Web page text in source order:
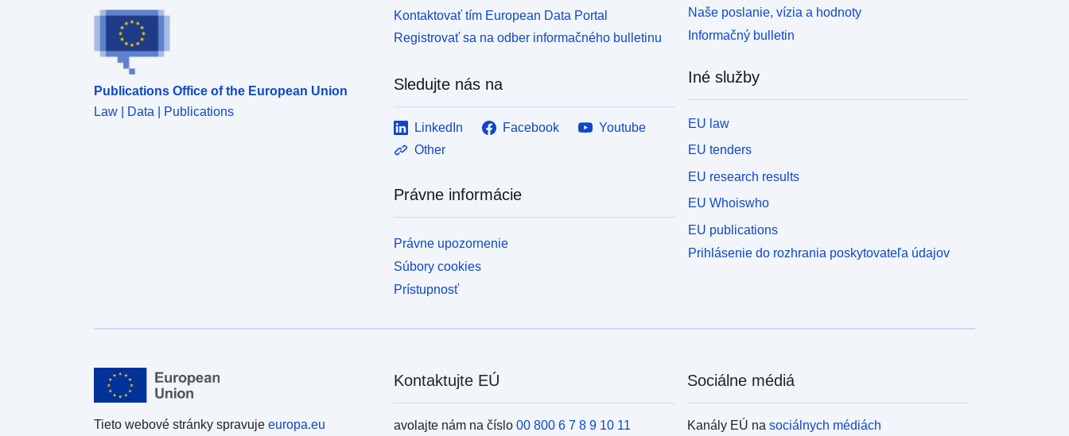
Publications Office of the European Union
Law | Data | Publications
Kontaktovať tím European Data Portal
Registrovať sa na odber informačného bulletinu
Sledujte nás na
LinkedIn Facebook
Youtube
Other
Právne informácie
Právne upozornenie
Súbory cookies
Prístupnosť
Naše poslanie, vízia a hodnoty
Informačný bulletin
Iné služby
EU law
EU tenders
EU research results
EU Whoiswho
EU publications
Prihlásenie do rozhrania poskytovateľa údajov
Tieto webové stránky spravuje europa.eu
Kontaktujte EÚ
avolajte nám na číslo 00 800 6 7 8 9 10 11
Sociálne médiá
Kanály EÚ nasociálnych médiách